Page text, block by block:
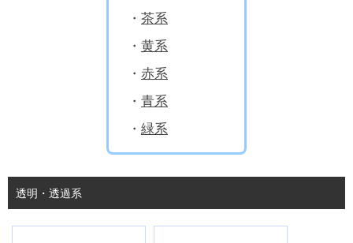
・ 茶系
・ 黄系
・ 赤系
・ 青系
・ 緑系
透明・透過系